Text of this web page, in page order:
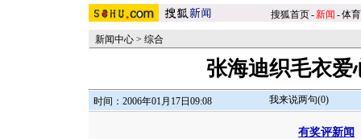
搜狐首页-新闻 -体育
新闻中心 > 综合
张海迪织毛衣爱
时间：2006年01月17日09:08 我来说两句(0)
有奖评新闻